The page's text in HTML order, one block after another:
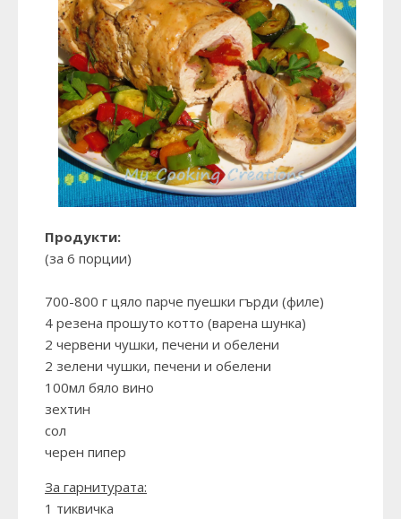
Продукти:
(за 6 порции)
700-800 г цяло парче пуешки гърди (филе)
4 резена прошуто котто (варена шунка)
2 червени чушки, печени и обелени
2 зелени чушки, печени и обелени
100мл бяло вино
зехтин
сол
черен пипер
За гарнитурата:
1 тиквичка